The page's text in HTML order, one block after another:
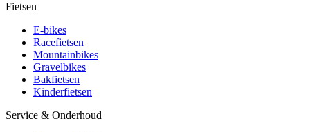
Fietsen
E-bikes
Racefietsen
Mountainbikes
Gravelbikes
Bakfietsen
Kinderfietsen
Service & Onderhoud